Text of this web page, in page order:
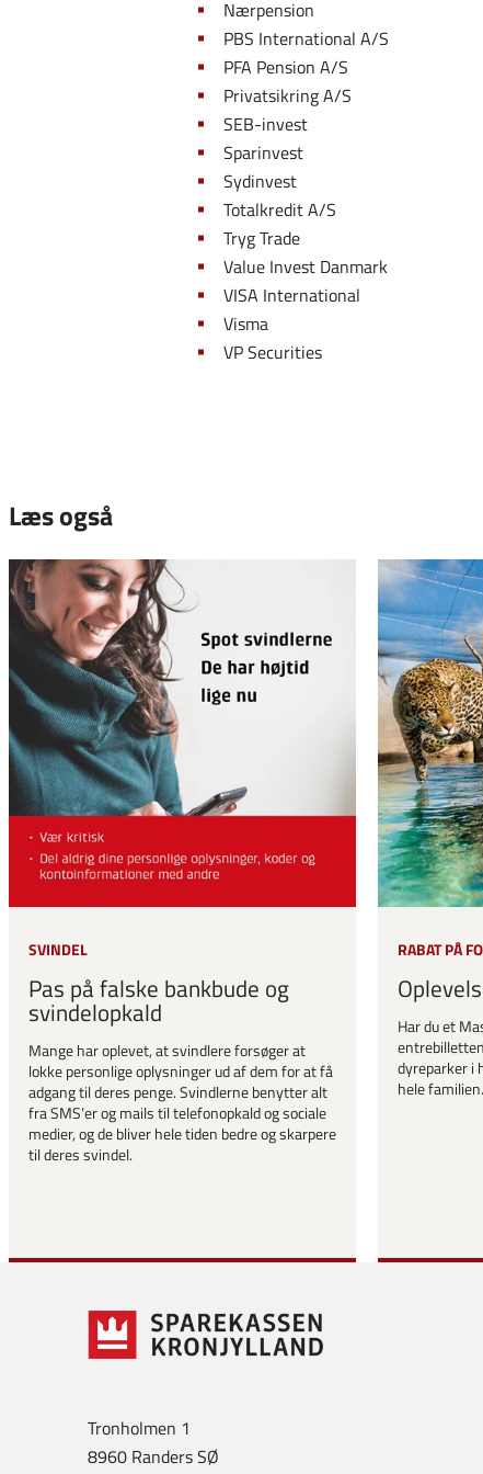
Nærpension
PBS International A/S
PFA Pension A/S
Privatsikring A/S
SEB-invest
Sparinvest
Sydinvest
Totalkredit A/S
Tryg Trade
Value Invest Danmark
VISA International
Visma
VP Securities
Læs også
SVINDEL
Pas på falske bankbude og
svindelopkald
Mange har oplevet, at svindlere forsøger at
lokke personlige oplysninger ud af dem for at få
adgang til deres penge. Svindlerne benytter alt
fra SMS’er og mails til telefonopkald og sociale
medier, og de bliver hele tiden bedre og skarpere
til deres svindel.
RABAT PÅ
Har du et
dyreparker i
hele familien.
Tronholmen 1
8960 Randers SØ